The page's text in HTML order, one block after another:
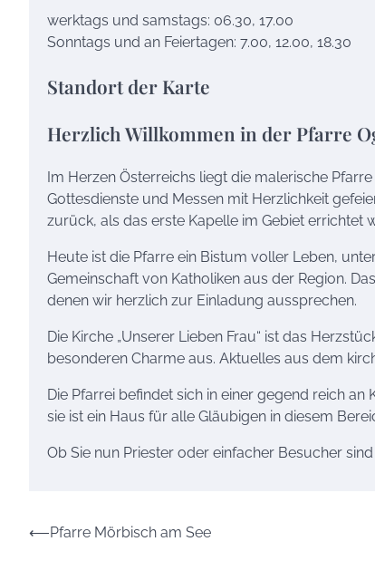
werktags und samstags: 06.30, 17.00
Sonntags und an Feiertagen: 7.00, 12.00, 18.30
Standort der Karte
Herzlich Willkommen in der Pfarre
Im Herzen Österreichs liegt die malerische
Gottesdienste und Messen mit Herzlichkeit
zurück, als das erste Kapelle im Gebiet errichtet
Heute ist die Pfarre ein Bistum voller Leben,
Gemeinschaft von Katholiken aus der Region.
denen wir herzlich zur Einladung aussprechen.
Die Kirche „Unserer Lieben Frau“ ist das
besonderen Charme aus. Aktuelles aus dem
Die Pfarrei befindet sich in einer gegend reich
sie ist ein Haus für alle Gläubigen in diesem
Ob Sie nun Priester oder einfacher Besucher
Beitrags-
⟵Pfarre Mörbisch am See